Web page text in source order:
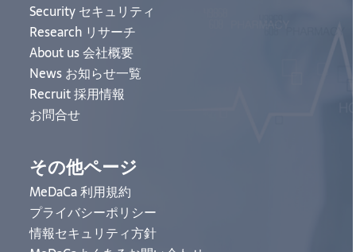
Security セキュリティ
Research リサーチ
About us 会社概要
News お知らせ一覧
Recruit 採用情報
お問合せ
その他ページ
MeDaCa 利用規約
プライバシーポリシー
情報セキュリティ方針